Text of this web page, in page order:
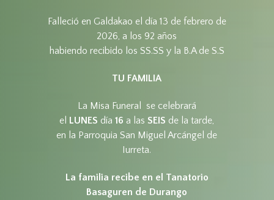
Falleció en Galdakao el día 13 de febrero de
2026, a los 92 años
habiendo recibido los SS.SS y la B.A de S.S
TU FAMILIA
La Misa Funeral se celebrará
el LUNES día16 a las SEIS de la tarde,
en la Parroquia San Miguel Arcángel de
Iurreta.
La familia recibe en el Tanatorio
Basaguren de Durango